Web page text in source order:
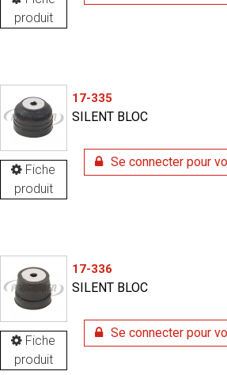
produit
Fiche
produit
17-335
SILENT BLOC
Se connecter pour
Fiche
produit
17-336
SILENT BLOC
Se connecter pour